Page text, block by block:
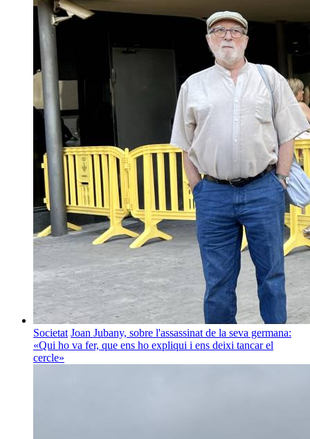
Societat Joan Jubany, sobre l'assassinat de la seva germana:
«Qui ho va fer, que ens ho expliqui i ens deixi tancar el
cercle»